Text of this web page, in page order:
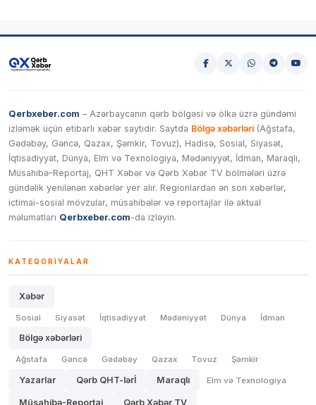
Qerbxeber.com – Azərbaycanın qərb bölgəsi və ölkə üzrə gündəmi
izləmək üçün etibarlı xəbər saytıdır. Saytda Bölgə xəbərləri (Ağstafa,
Gədəbəy, Gəncə, Qazax, Şəmkir, Tovuz), Hadisə, Sosial, Siyasət,
İqtisadiyyat, Dünya, Elm və Texnologiya, Mədəniyyət, İdman, Maraqlı,
Müsahibə-Reportaj, QHT Xəbər və Qərb Xəbər TV bölmələri üzrə
gündəlik yenilənən xəbərlər yer alır. Regionlardan ən son xəbərlər,
ictimai-sosial mövzular, müsahibələr və reportajlar ilə aktual
məlumatları Qerbxeber.com-da izləyin.
KATEQORIYALAR
Xəbər
Sosial Siyasət İqtisadiyyat Mədəniyyət Dünya İdman
Bölgə xəbərləri
Ağstafa Gəncə Gədəbəy Qazax Tovuz Şəmkir
Yazarlar Qərb QHT-lərİ Maraqlı Elm və Texnologiya
Müsahibə-Reportaj Qərb Xəbər TV